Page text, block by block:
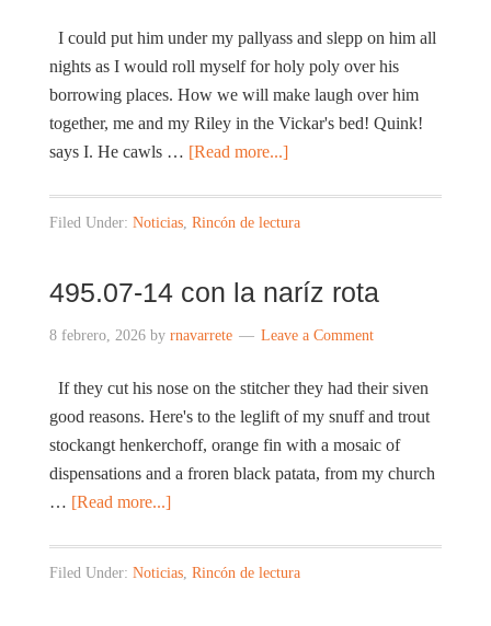
I could put him under my pallyass and slepp on him all
nights as I would roll myself for holy poly over his
borrowing places. How we will make laugh over him
together, me and my Riley in the Vickar's bed! Quink!
says I. He cawls … [Read more...]
Filed Under: Noticias, Rincón de lectura
495.07-14 con la naríz rota
8 febrero, 2026by rnavarrete Leave a Comment
If they cut his nose on the stitcher they had their siven
good reasons. Here's to the leglift of my snuff and trout
stockangt henkerchoff, orange fin with a mosaic of
dispensations and a froren black patata, from my church
… [Read more...]
Filed Under: Noticias, Rincón de lectura